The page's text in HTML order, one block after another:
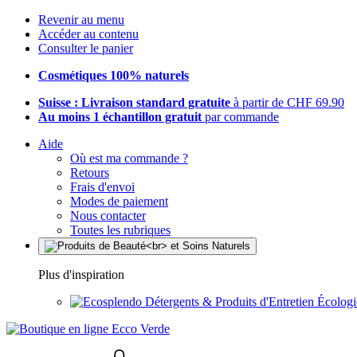
Revenir au menu
Accéder au contenu
Consulter le panier
Cosmétiques 100% naturels
Suisse : Livraison standard gratuite à partir de CHF 69.90
Au moins 1 échantillon gratuit par commande
Aide
Où est ma commande ?
Retours
Frais d'envoi
Modes de paiement
Nous contacter
Toutes les rubriques
Plus d'inspiration
Détergents & Produits d'Entretien